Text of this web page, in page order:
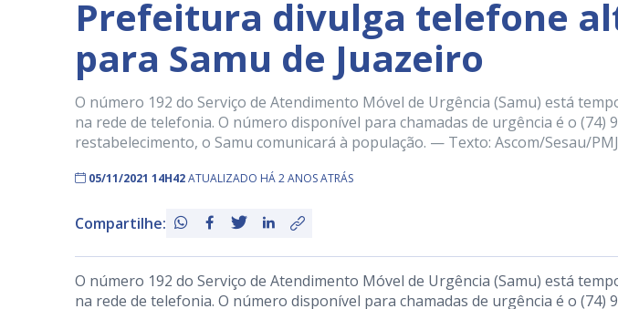
Prefeitura divulga telefone
para Samu de Juazeiro
O número 192 do Serviço de Atendimento Móvel de Urgência (Samu) está
na rede de telefonia. O número disponível para chamadas de urgência é o (74)
restabelecimento, o Samu comunicará à população. — Texto: Ascom/Sesau/PMJ
05/11/2021 14H42ATUALIZADO HÁ 2 ANOS ATRÁS
Compartilhe:
O número 192 do Serviço de Atendimento Móvel de Urgência (Samu) está
na rede de telefonia. O número disponível para chamadas de urgência é o (74)